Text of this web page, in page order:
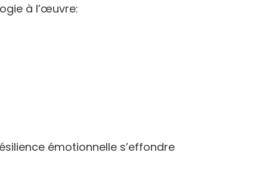
à l’œuvre:
émotionnelle s’effondre